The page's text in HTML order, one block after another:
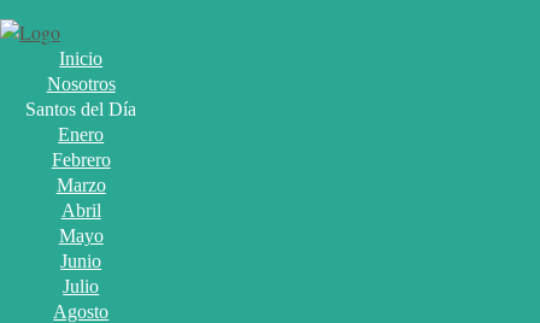
Inicio
Nosotros
Santos del Día
Enero
Febrero
Marzo
Abril
Mayo
Junio
Julio
Agosto